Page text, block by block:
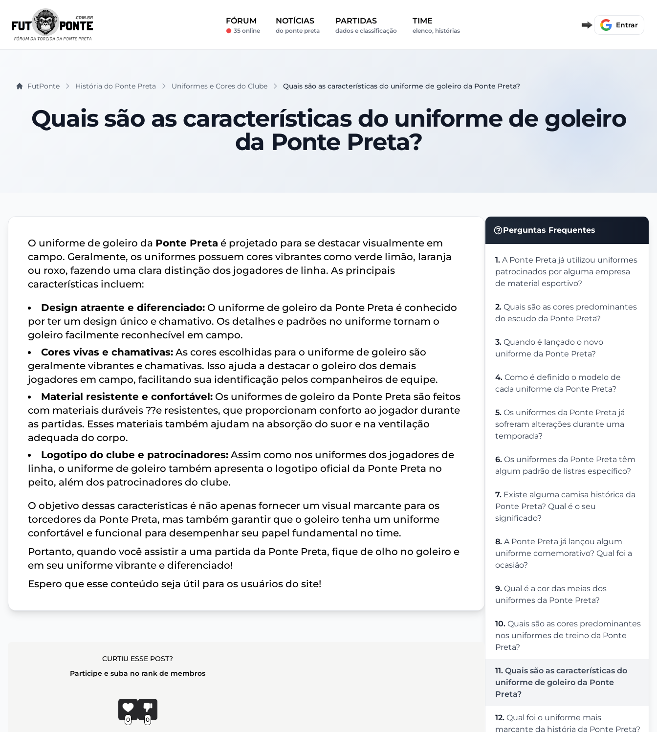
FÓRUM
35 online
NOTÍCIAS
do ponte preta
PARTIDAS
dados e classificação
TIME
elenco, histórias
Entrar
FutPonte História do Ponte Preta Uniformes e Cores do Clube Quais são as características do uniforme de goleiro da Ponte Preta?
Quais são as características do uniforme de goleiro
da Ponte Preta?
Perguntas Frequentes
1. A Ponte Preta já utilizou uniformes
patrocinados por alguma empresa
de material esportivo?
2. Quais são as cores predominantes
do escudo da Ponte Preta?
3. Quando é lançado o novo
uniforme da Ponte Preta?
4. Como é definido o modelo de
cada uniforme da Ponte Preta?
5. Os uniformes da Ponte Preta já
sofreram alterações durante uma
temporada?
6. Os uniformes da Ponte Preta têm
algum padrão de listras específico?
7. Existe alguma camisa histórica da
Ponte Preta? Qual é o seu
significado?
8. A Ponte Preta já lançou algum
uniforme comemorativo? Qual foi a
ocasião?
9. Qual é a cor das meias dos
uniformes da Ponte Preta?
10. Quais são as cores predominantes
nos uniformes de treino da Ponte
Preta?
11. Quais são as características do
uniforme de goleiro da Ponte
Preta?
12. Qual foi o uniforme mais
marcante da história da Ponte Preta?
O uniforme de goleiro da Ponte Preta é projetado para se destacar visualmente em
campo. Geralmente, os uniformes possuem cores vibrantes como verde limão, laranja
ou roxo, fazendo uma clara distinção dos jogadores de linha. As principais
características incluem:
Design atraente e diferenciado: O uniforme de goleiro da Ponte Preta é conhecido
por ter um design único e chamativo. Os detalhes e padrões no uniforme tornam o
goleiro facilmente reconhecível em campo.
Cores vivas e chamativas: As cores escolhidas para o uniforme de goleiro são
geralmente vibrantes e chamativas. Isso ajuda a destacar o goleiro dos demais
jogadores em campo, facilitando sua identificação pelos companheiros de equipe.
Material resistente e confortável: Os uniformes de goleiro da Ponte Preta são feitos
com materiais duráveis ??e resistentes, que proporcionam conforto ao jogador durante
as partidas. Esses materiais também ajudam na absorção do suor e na ventilação
adequada do corpo.
Logotipo do clube e patrocinadores: Assim como nos uniformes dos jogadores de
linha, o uniforme de goleiro também apresenta o logotipo oficial da Ponte Preta no
peito, além dos patrocinadores do clube.
O objetivo dessas características é não apenas fornecer um visual marcante para os
torcedores da Ponte Preta, mas também garantir que o goleiro tenha um uniforme
confortável e funcional para desempenhar seu papel fundamental no time.
Portanto, quando você assistir a uma partida da Ponte Preta, fique de olho no goleiro e
em seu uniforme vibrante e diferenciado!
Espero que esse conteúdo seja útil para os usuários do site!
CURTIU ESSE POST?
Participe e suba no rank de membros
0 0